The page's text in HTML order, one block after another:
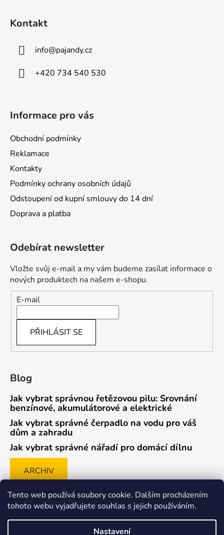
Tento web používá soubory cookie. Dalším procházením
tohoto webu vyjadřujete souhlas s jejich používáním.
Nastavení
Kontakt
info@pajandy.cz
+420 734 540 530
Informace pro vás
Obchodní podmínky
Reklamace
Kontakty
Podmínky ochrany osobních údajů
Odstoupení od kupní smlouvy do 14 dní
Doprava a platba
Odebírat newsletter
Vložte svůj e-mail a my vám budeme zasílat informace o
nových produktech na našem e-shopu.
E-mail
PŘIHLÁSIT SE
Blog
Jak vybrat správnou řetězovou pilu: Srovnání
benzínové, akumulátorové a elektrické
Jak vybrat správné čerpadlo na vodu pro váš
dům a zahradu
Jak vybrat správné nářadí pro domácí dílnu
ARCHIV
Způsob ověřování recenzí